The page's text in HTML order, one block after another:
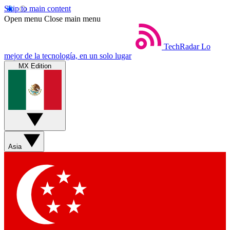
Skip to main content
Open menu Close main menu
TechRadar Lo
mejor de la tecnología, en un solo lugar
MX Edition
Asia